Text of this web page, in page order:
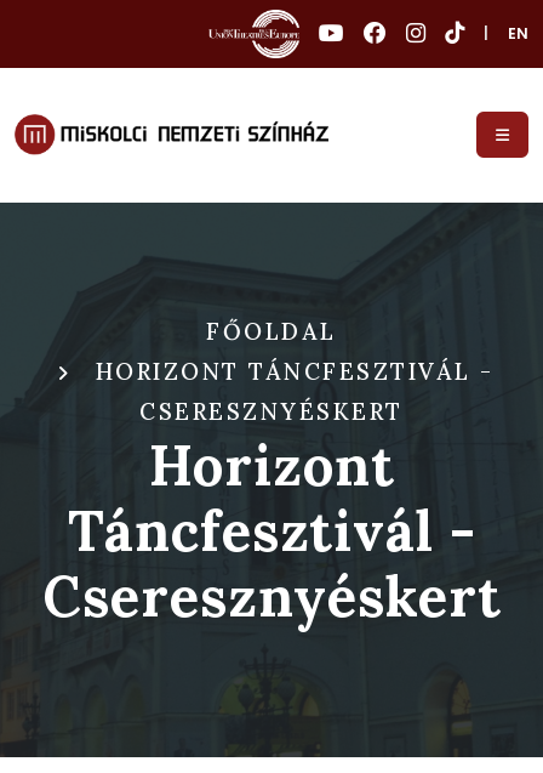
EN
FŐOLDAL
HORIZONT TÁNCFESZTIVÁL -
CSERESZNYÉSKERT
Horizont
Táncfesztivál -
Cseresznyéskert